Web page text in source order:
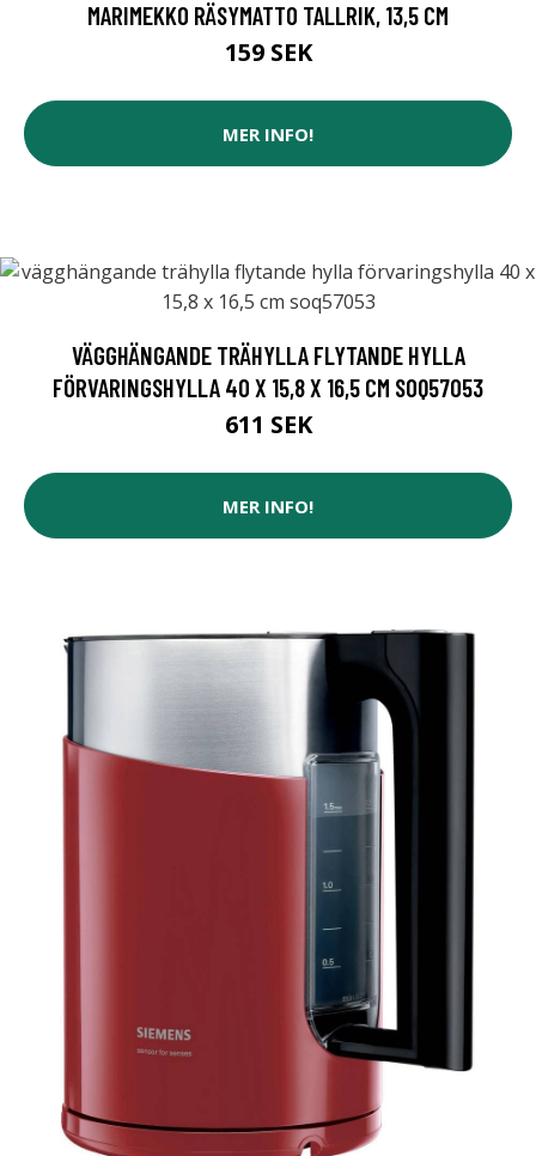
MARIMEKKO RÄSYMATTO TALLRIK, 13,5 CM
159 SEK
MER INFO!
VÄGGHÄNGANDE TRÄHYLLA FLYTANDE HYLLA
FÖRVARINGSHYLLA 40 X 15,8 X 16,5 CM SOQ57053
611 SEK
MER INFO!